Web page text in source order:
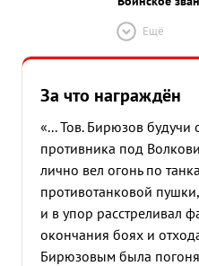
Ещё
За что награждён
«... Тов. Бирюзов
противника под
лично вел огонь по
противотанковой
и в упор расстреливал
окончания боях и
Бирюзовым была